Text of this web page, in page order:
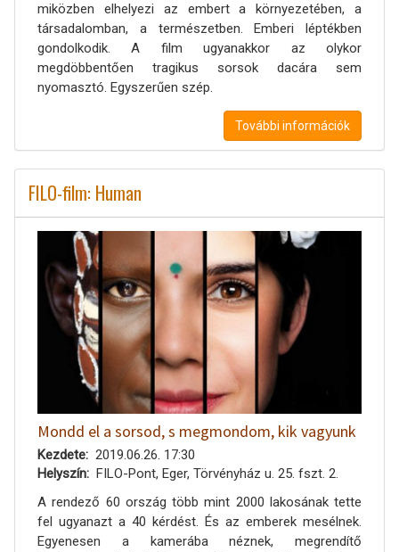
miközben elhelyezi az embert a környezetében, a
társadalomban, a természetben. Emberi léptékben
gondolkodik. A film ugyanakkor az olykor
megdöbbentően tragikus sorsok dacára sem
nyomasztó. Egyszerűen szép.
További információk
FILO-film: Human
Mondd el a sorsod, s megmondom, kik vagyunk
Kezdete
2019.06.26. 17:30
Helyszín
FILO-Pont, Eger, Törvényház u. 25. fszt. 2.
A rendező 60 ország több mint 2000 lakosának tette
fel ugyanazt a 40 kérdést. És az emberek mesélnek.
Egyenesen a kamerába néznek, megrendítő